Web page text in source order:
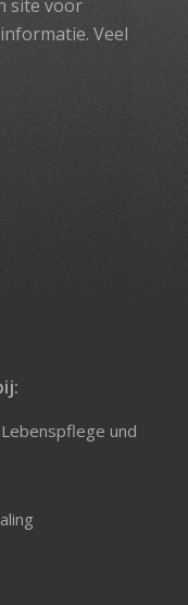
site voor
Veel
und